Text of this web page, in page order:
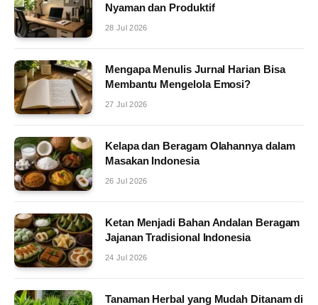
Nyaman dan Produktif
28 Jul 2026
Mengapa Menulis Jurnal Harian Bisa
Membantu Mengelola Emosi?
27 Jul 2026
Kelapa dan Beragam Olahannya dalam
Masakan Indonesia
26 Jul 2026
Ketan Menjadi Bahan Andalan Beragam
Jajanan Tradisional Indonesia
24 Jul 2026
Tanaman Herbal yang Mudah Ditanam di